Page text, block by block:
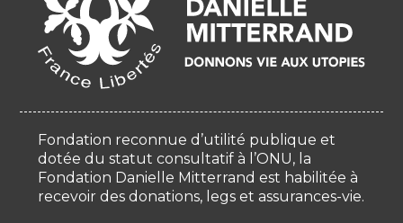
Fondation reconnue d’utilité publique et
dotée du statut consultatif à l’ONU, la
Fondation Danielle Mitterrand est habilitée à
recevoir des donations, legs et assurances-vie.